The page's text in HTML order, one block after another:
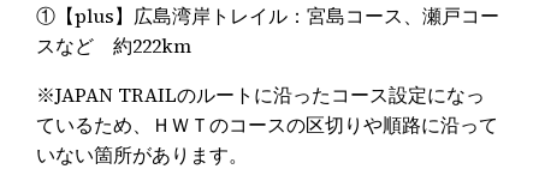
①【plus】広島湾岸トレイル：宮島コース、瀬戸コー
スなど 約222km
※JAPAN TRAILのルートに沿ったコース設定になっ
ているため、ＨＷＴのコースの区切りや順路に沿って
いない箇所があります。